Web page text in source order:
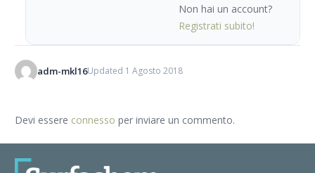
Non hai un account?
Registrati subito!
adm-mkl16Updated 1 Agosto 2018
Devi essere connesso per inviare un commento.